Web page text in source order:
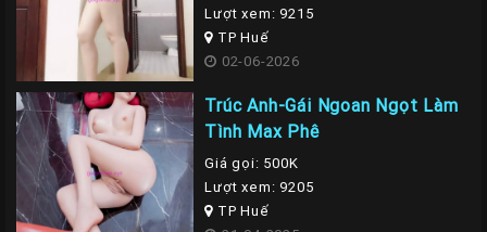
Lượt xem: 9215
TP Huế
02-06-2026
Trúc Anh-Gái Ngoan Ngọt Làm
Tình Max Phê
Giá gọi: 500K
Lượt xem: 9205
TP Huế